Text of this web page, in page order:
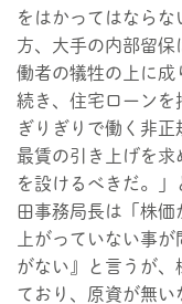
をはかってはなら
方、大手の内部留
働者の犠牲の上に成
続き、住宅ローンを
ぎりぎりで働く非
最賃の引き上げを
を設けるべきだ。
田事務局長は「株
上がっていない事
がない』と言うが
ており、原資が無い